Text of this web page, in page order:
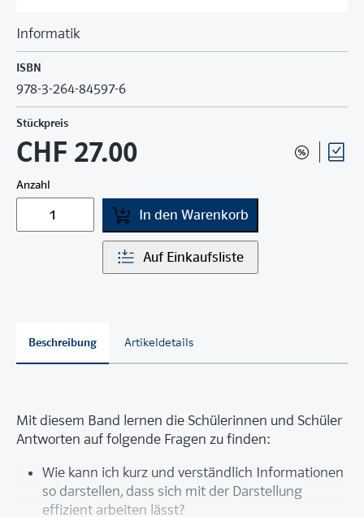
Informatik
ISBN
978-3-264-84597-6
Stückpreis
CHF 27.00
Anzahl
In den Warenkorb
Auf Einkaufsliste
Beschreibung Artikeldetails
Mit diesem Band lernen die Schülerinnen und Schüler
Antworten auf folgende Fragen zu finden:
Wie kann ich kurz und verständlich Informationen
so darstellen, dass sich mit der Darstellung
effizient arbeiten lässt?